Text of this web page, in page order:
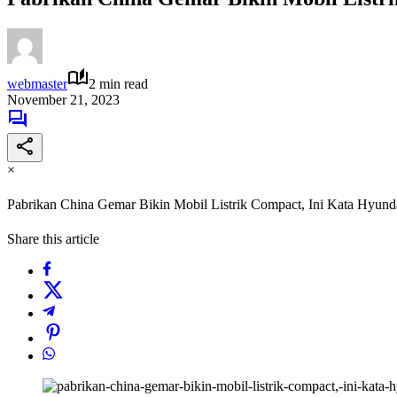
webmaster
2 min read
November 21, 2023
×
Pabrikan China Gemar Bikin Mobil Listrik Compact, Ini Kata
Share this article